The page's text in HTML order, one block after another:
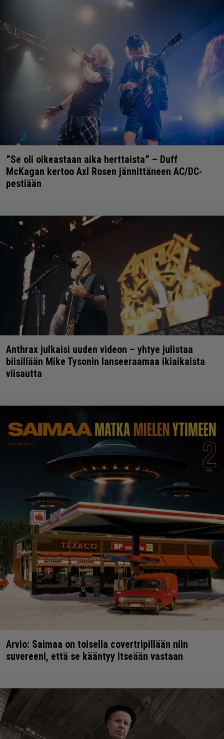
”Se oli oikeastaan aika herttaista” – Duff
McKagan kertoo Axl Rosen jännittäneen AC/DC-
pestiään
Anthrax julkaisi uuden videon – yhtye julistaa
biisillään Mike Tysonin lanseeraamaa ikiaikaista
viisautta
Arvio: Saimaa on toisella covertripillään niin
suvereeni, että se kääntyy itseään vastaan